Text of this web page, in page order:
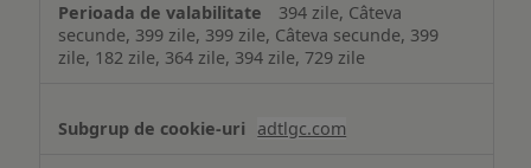
394 zile, Câteva
secunde, 399 zile, 399 zile, Câteva secunde, 399
zile, 182 zile, 364 zile, 394 zile, 729 zile
adtlgc.com